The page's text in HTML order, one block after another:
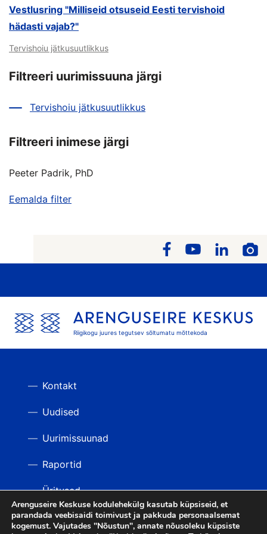
Vestlusring "Milliseid otsuseid Eesti tervishoid
hädasti vajab?"
Tervishoiu jätkusuutlikkus
Filtreeri uurimissuuna järgi
Tervishoiu jätkusuutlikkus
Filtreeri inimese järgi
Peeter Padrik, PhD
Eemalda filter
Riigikogu juures tegutsev sõltumatu mõttekoda
TAGASI ÜLES
Kontakt
Uudised
Uurimissuunad
Raportid
Üritused
Videod
Arenguseire Keskuse kodulehekülg kasutab küpsiseid, et
parandada veebisaidi toimivust ja pakkuda personaalsemat
kogemust. Vajutades "Nõustun", annate nõusoleku küpsiste